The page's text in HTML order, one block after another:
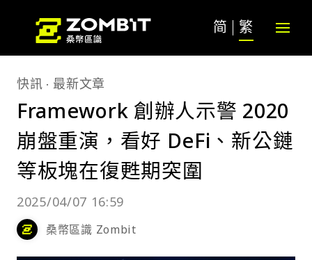
简 繁
快訊 最新文章
Framework 創辦人示警 2020
崩盤重演，看好 DeFi、新公鏈
等板塊在復甦期突圍
2025/04/07 16:59
桑幣區識 Zombit